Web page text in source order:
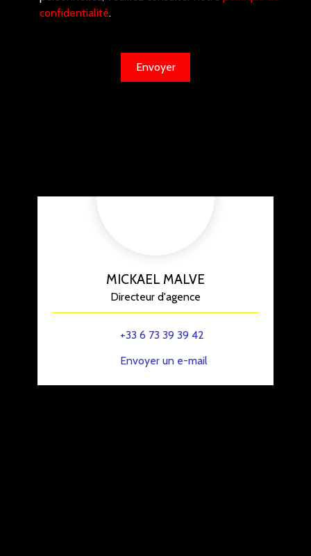
confidentialité.
Envoyer
MICKAEL MALVE
Directeur d'agence
+33 6 73 39 39 42
Envoyer un e-mail